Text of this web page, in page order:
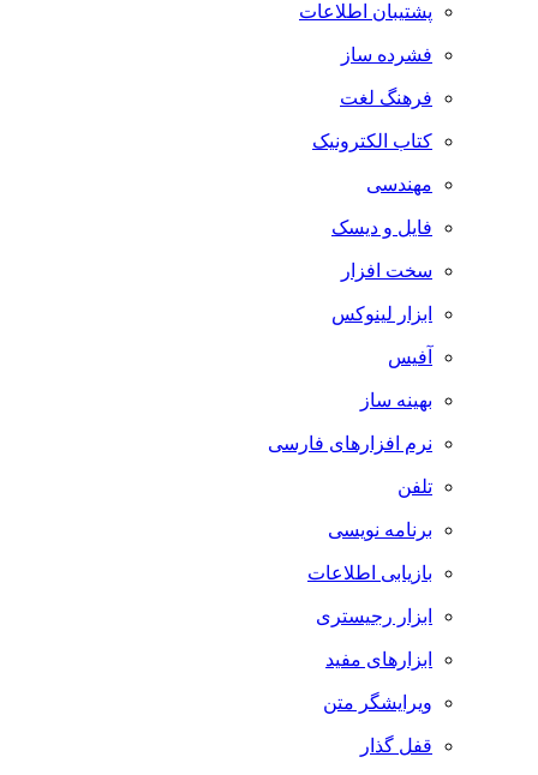
پشتیبان اطلاعات
فشرده ساز
فرهنگ لغت
کتاب الکترونیک
مهندسی
فایل و دیسک
سخت افزار
ابزار لینوکس
آفیس
بهینه ساز
نرم افزارهای فارسی
تلفن
برنامه نویسی
بازیابی اطلاعات
ابزار رجیستری
ابزارهای مفید
ویرایشگر متن
قفل گذار